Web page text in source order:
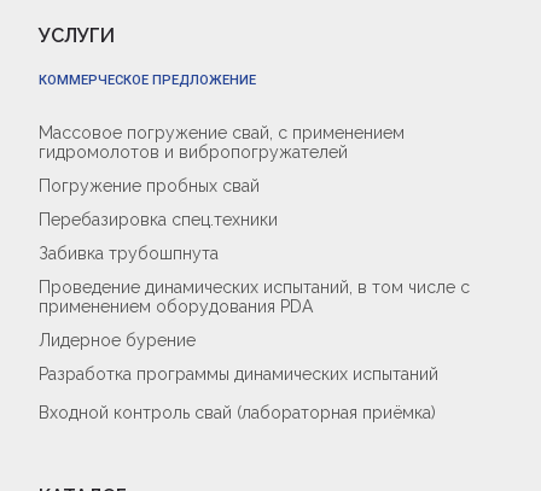
УСЛУГИ
КОММЕРЧЕСКОЕ ПРЕДЛОЖЕНИЕ
Массовое погружение свай, с применением
гидромолотов и вибропогружателей
Погружение пробных свай
Перебазировка спец.техники
Забивка трубошпнута
Проведение динамических испытаний, в том числе с
применением оборудования PDA
Лидерное бурение
Разработка программы динамических испытаний
Входной контроль свай (лабораторная приёмка)